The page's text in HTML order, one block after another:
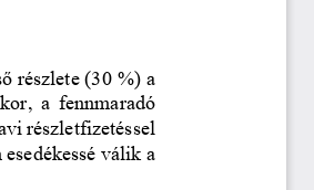
részlete (30 %) a
,  a  fennmaradó
részletfizetéssel
válik a